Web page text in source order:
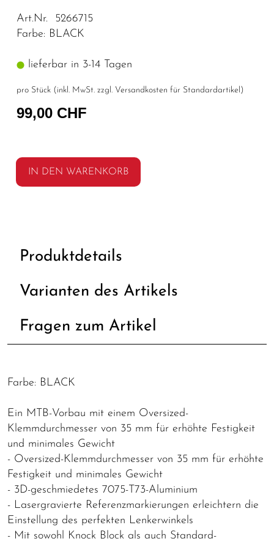
Art.Nr. 5266715
Farbe: BLACK
lieferbar in 3-14 Tagen
pro Stück (inkl. MwSt. zzgl. Versandkosten für Standardartikel )
99,00 CHF
IN DEN WARENKORB
Produktdetails
Varianten des Artikels
Fragen zum Artikel
Farbe: BLACK
Ein MTB-Vorbau mit einem Oversized-
Klemmdurchmesser von 35 mm für erhöhte Festigkeit
und minimales Gewicht
- Oversized-Klemmdurchmesser von 35 mm für erhöhte
Festigkeit und minimales Gewicht
- 3D-geschmiedetes 7075-T73-Aluminium
- Lasergravierte Referenzmarkierungen erleichtern die
Einstellung des perfekten Lenkerwinkels
- Mit sowohl Knock Block als auch Standard-